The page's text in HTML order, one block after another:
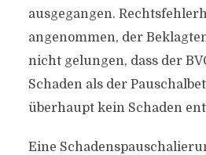
ausgegangen.
angenommen, der
nicht gelungen, dass der
Schaden als der
überhaupt kein Schaden
Eine